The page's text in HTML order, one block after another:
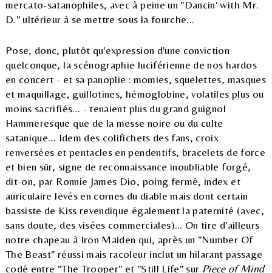
mercato-satanophiles, avec à peine un "Dancin' with Mr.
D." ultérieur à se mettre sous la fourche...
Pose, donc, plutôt qu'expression d'une conviction
quelconque, la scénographie luciférienne de nos hardos
en concert - et sa panoplie : momies, squelettes, masques
et maquillage, guillotines, hémoglobine, volatiles plus ou
moins sacrifiés... - tenaient plus du grand guignol
Hammeresque que de la messe noire ou du culte
satanique... Idem des colifichets des fans, croix
renversées et pentacles en pendentifs, bracelets de force
et bien sûr, signe de reconnaissance inoubliable forgé,
dit-on, par Ronnie James Dio, poing fermé, index et
auriculaire levés en cornes du diable mais dont certain
bassiste de Kiss revendique également la paternité (avec,
sans doute, des visées commerciales)... On tire d'ailleurs
notre chapeau à Iron Maiden qui, après un "Number Of
The Beast" réussi mais racoleur inclut un hilarant passage
codé entre "The Trooper" et "Still Life" sur Piece of Mind